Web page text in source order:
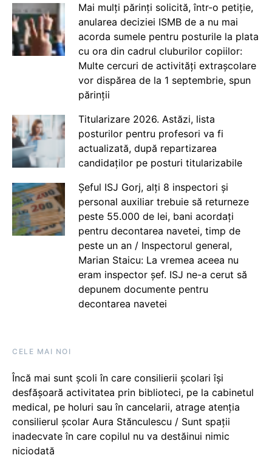
Mai mulți părinți solicită, într-o petiție,
anularea deciziei ISMB de a nu mai
acorda sumele pentru posturile la plata
cu ora din cadrul cluburilor copiilor:
Multe cercuri de activități extrașcolare
vor dispărea de la 1 septembrie, spun
părinții
Titularizare 2026. Astăzi, lista
posturilor pentru profesori va fi
actualizată, după repartizarea
candidaților pe posturi titularizabile
Șeful ISJ Gorj, alți 8 inspectori și
personal auxiliar trebuie să returneze
peste 55.000 de lei, bani acordați
pentru decontarea navetei, timp de
peste un an / Inspectorul general,
Marian Staicu: La vremea aceea nu
eram inspector șef. ISJ ne-a cerut să
depunem documente pentru
decontarea navetei
CELE MAI NOI
Încă mai sunt școli în care consilierii școlari își
desfășoară activitatea prin biblioteci, pe la cabinetul
medical, pe holuri sau în cancelarii, atrage atenția
consilierul școlar Aura Stănculescu / Sunt spații
inadecvate în care copilul nu va destăinui nimic
niciodată